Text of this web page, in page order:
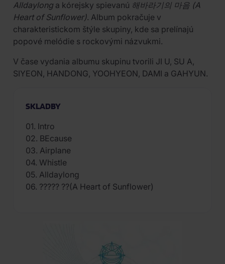
Alldaylong a kórejsky spievanú 해바라기의 마음 (A
Heart of Sunflower). Album pokračuje v
charakteristickom štýle skupiny, kde sa prelínajú
popové melódie s rockovými názvukmi.
V čase vydania albumu skupinu tvorili JI U, SU A,
SIYEON, HANDONG, YOOHYEON, DAMI a GAHYUN.
SKLADBY
01. Intro
02. BEcause
03. Airplane
04. Whistle
05. Alldaylong
06. ????? ??(A Heart of Sunflower)